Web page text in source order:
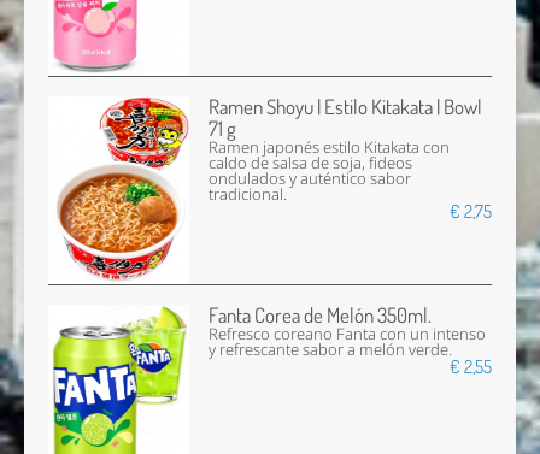
Ramen Shoyu | Estilo Kitakata | Bowl
71 g
Ramen japonés estilo Kitakata con
caldo de salsa de soja, fideos
ondulados y auténtico sabor
tradicional.
€ 2,75
Fanta Corea de Melón 350ml.
Refresco coreano Fanta con un intenso
y refrescante sabor a melón verde.
€ 2,55